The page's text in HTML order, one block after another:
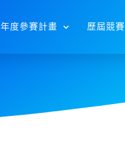
年度參賽計畫 歷屆競賽